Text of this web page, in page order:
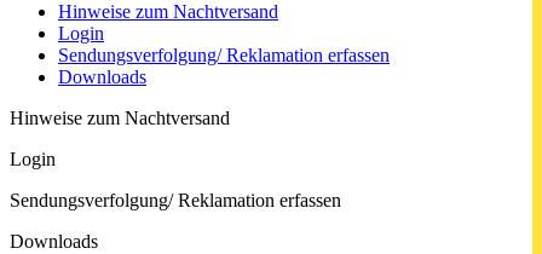
Hinweise zum Nachtversand
Login
Sendungs­verfolgung/ Reklamation erfassen
Downloads
Hinweise zum Nachtversand
Login
Sendungs­verfolgung/ Reklamation erfassen
Downloads